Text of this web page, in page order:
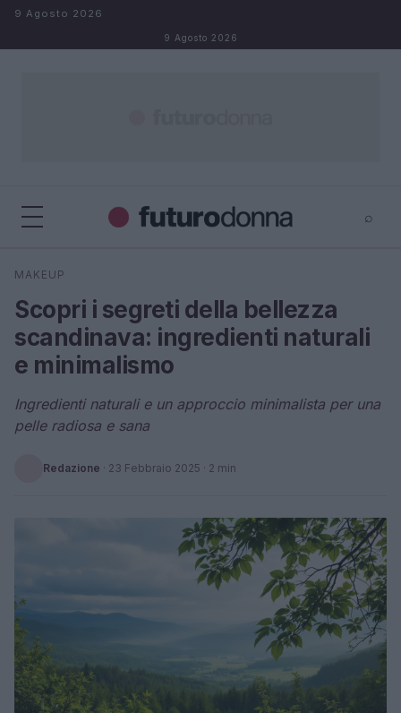
Salta al contenuto
9 Agosto 2026
9 Agosto 2026
⌕
Cerca
MAKEUP
Scopri i segreti della bellezza
scandinava: ingredienti naturali
e minimalismo
Ingredienti naturali e un approccio minimalista per una
pelle radiosa e sana
Redazione · 23 Febbraio 2025 · 2 min